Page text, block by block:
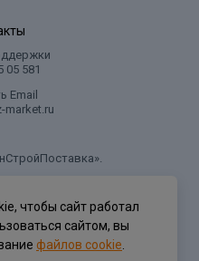
05 581
Email
market.ru
чтобы сайт работал
сайтом, вы
файлов cookie